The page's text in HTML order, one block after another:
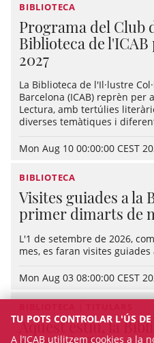
BIBLIOTECA
Programa del Club
Biblioteca de
2027
La Biblioteca de l'Il·lustre
Barcelona (ICAB) reprèn per
Lectura, amb tertúlies
diverses temàtiques i
Mon Aug 10 00:00:00 CEST
BIBLIOTECA
Visites guiades a la
primer dimarts de
L'1 de setembre de 2026,
mes, es faran visites
Mon Aug 03 08:00:00 CEST
Aquest estiu, la
TU POTS CONTROLAR L'ÚS DE
A l’ICAB utilitzem cookies a la